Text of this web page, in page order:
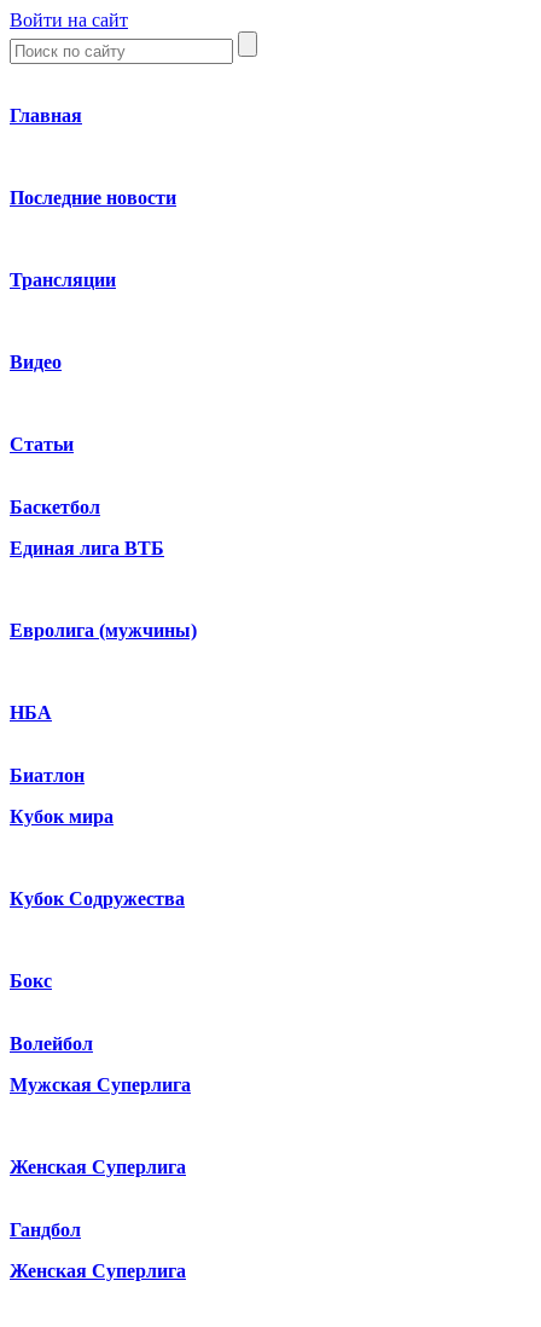
Войти на сайт
Главная
Последние новости
Трансляции
Видео
Статьи
Баскетбол
Единая лига ВТБ
Евролига (мужчины)
НБА
Биатлон
Кубок мира
Кубок Содружества
Бокс
Волейбол
Мужская Суперлига
Женская Суперлига
Гандбол
Женская Суперлига